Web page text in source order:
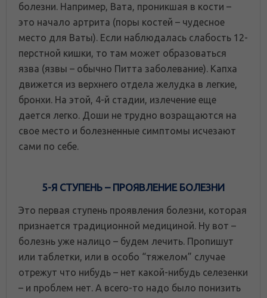
болезни. Например, Вата, проникшая в кости –
это начало артрита (поры костей – чудесное
место для Ваты). Если наблюдалась слабость 12-
перстной кишки, то там может образоваться
язва (язвы – обычно Питта заболевание). Капха
движется из верхнего отдела желудка в легкие,
бронхи. На этой, 4-й стадии, излечение еще
дается легко. Доши не трудно возращаются на
свое место и болезненные симптомы исчезают
сами по себе.
5-Я СТУПЕНЬ – ПРОЯВЛЕНИЕ БОЛЕЗНИ
Это первая ступень проявления болезни, которая
признается традиционной медициной. Ну вот –
болезнь уже налицо – будем лечить. Пропишут
или таблетки, или в особо “тяжелом” случае
отрежут что нибудь – нет какой-нибудь селезенки
– и проблем нет. А всего-то надо было понизить